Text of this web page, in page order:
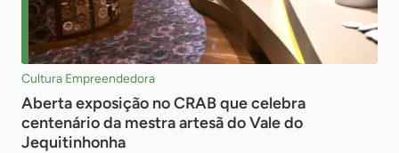
Cultura Empreendedora
Aberta exposição no CRAB que celebra
centenário da mestra artesã do Vale do
Jequitinhonha